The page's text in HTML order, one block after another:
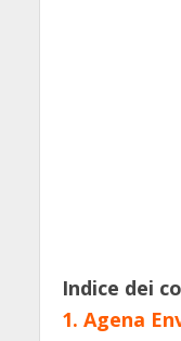
Indice dei
1. Agena